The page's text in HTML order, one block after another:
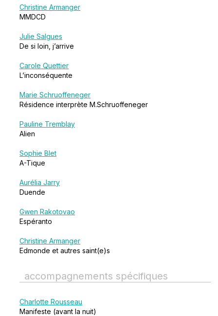
Christine Armanger
MMDCD
Julie Salgues
De si loin, j’arrive
Carole Quettier
L’inconséquente
Marie Schruoffeneger
Résidence interprète M.Schruoffeneger
Pauline Tremblay
Alien
Sophie Blet
A-Tique
Aurélia Jarry
Duende
Gwen Rakotovao
Espéranto
Christine Armanger
Edmonde et autres saint(e)s
accompagnements spécifiques
Charlotte Rousseau
Manifeste (avant la nuit)